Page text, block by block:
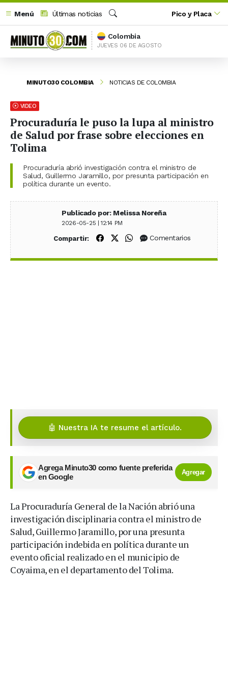
Menú
Últimas noticias
Buscar
Pico y Placa
Colombia
JUEVES 06 DE AGOSTO
MINUTO30 COLOMBIA NOTICIAS DE COLOMBIA
VIDEO
Procuraduría le puso la lupa al ministro
de Salud por frase sobre elecciones en
Tolima
Procuraduría abrió investigación contra el ministro de
Salud, Guillermo Jaramillo, por presunta participación en
política durante un evento.
Publicado por: Melissa Noreña
2026-05-25 | 12:14 PM
Compartir: Compartir en Facebook
Compartir en X (Twitter)
Compartir en WhatsApp
Comentarios
🤖 Nuestra IA te resume el artículo.
Agrega Minuto30 como fuente preferida
en Google
Agregar
La Procuraduría General de la Nación abrió una
investigación disciplinaria contra el ministro de
Salud, Guillermo Jaramillo, por una presunta
participación indebida en política durante un
evento oficial realizado en el municipio de
Coyaima, en el departamento del Tolima.